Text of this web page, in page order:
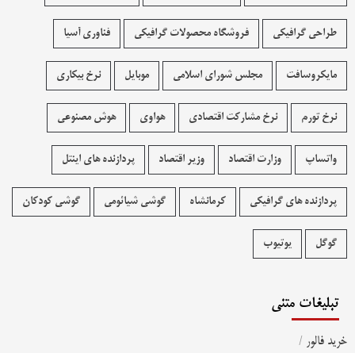
طراحی گرافیکی فروشگاه محصولات گرافيکی فناوری آسیا
مایکروسافت مجلس شورای اسلامی موبایل نرخ بیکاری
نرخ تورم نرخ مشارکت اقتصادی هواوی هوش مصنوعی
واتساپ وزارت اقتصاد وزیر اقتصاد پردازنده های اینتل
پردازنده های گرافیکی کرمانشاه گوشی شیائومی گوشی کودکان
گوگل یوتیوب
تبلیغات متنی
خرید فالور /